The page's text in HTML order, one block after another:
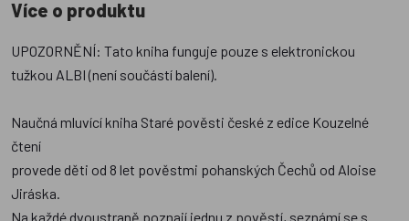
Více o produktu
UPOZORNĚNÍ: Tato kniha funguje pouze s elektronickou
tužkou ALBI (není součástí balení).
Naučná mluvící kniha Staré pověsti české z edice Kouzelné
čtení
provede děti od 8 let pověstmi pohanských Čechů od Aloise
Jiráska.
Na každé dvoustraně poznají jednu z pověstí, seznámí se s